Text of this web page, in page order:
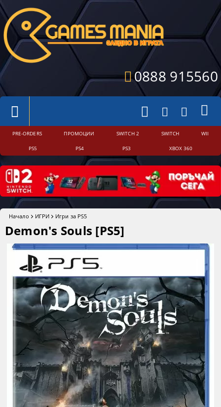
0888 915560
PRE-ORDERS ПРОМОЦИИ SWITCH 2 SWITCH WII
PS5 PS4 PS3 XBOX 360
Начало ИГРИ Игри за PS5
Demon's Souls [PS5]